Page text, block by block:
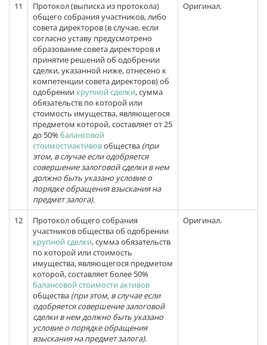
11
Протокол (выписка из протокола)
общего собрания участников, либо
совета директоров (в случае, если
согласно уставу предусмотрено
образование совета директоров и
принятие решений об одобрении
сделки, указанной ниже, отнесено к
компетенции совета директоров) об
одобрении крупной сделки, сумма
обязательств по которой или
стоимость имущества, являющегося
предметом которой, составляет от 25
до 50% балансовой
стоимостиактивовобщества (при
этом, в случае если одобряется
совершение залоговой сделки в нем
должно быть указано условие о
порядке обращения взыскания на
предмет залога).
Оригинал.
12
Протокол общего собрания
участников общества об одобрении
крупной сделки, сумма обязательств
по которой или стоимость
имущества, являющегося предметом
которой, составляет более 50%
балансовой стоимости активов
общества (при этом, в случае если
одобряется совершение залоговой
сделки в нем должно быть указано
условие о порядке обращения
взыскания на предмет залога).
Оригинал.